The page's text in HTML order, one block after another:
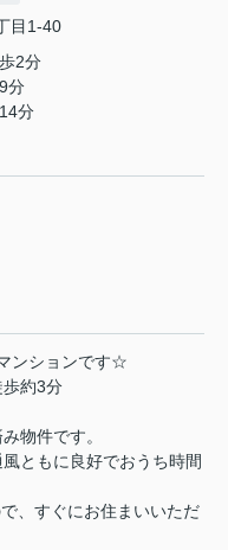
目1-40
2分
分
分
ンションです☆
約3分
物件です。
ともに良好でおうち時間
、すぐにお住まいいただ